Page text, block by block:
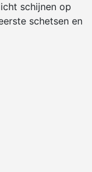
schijnen op
schetsen en